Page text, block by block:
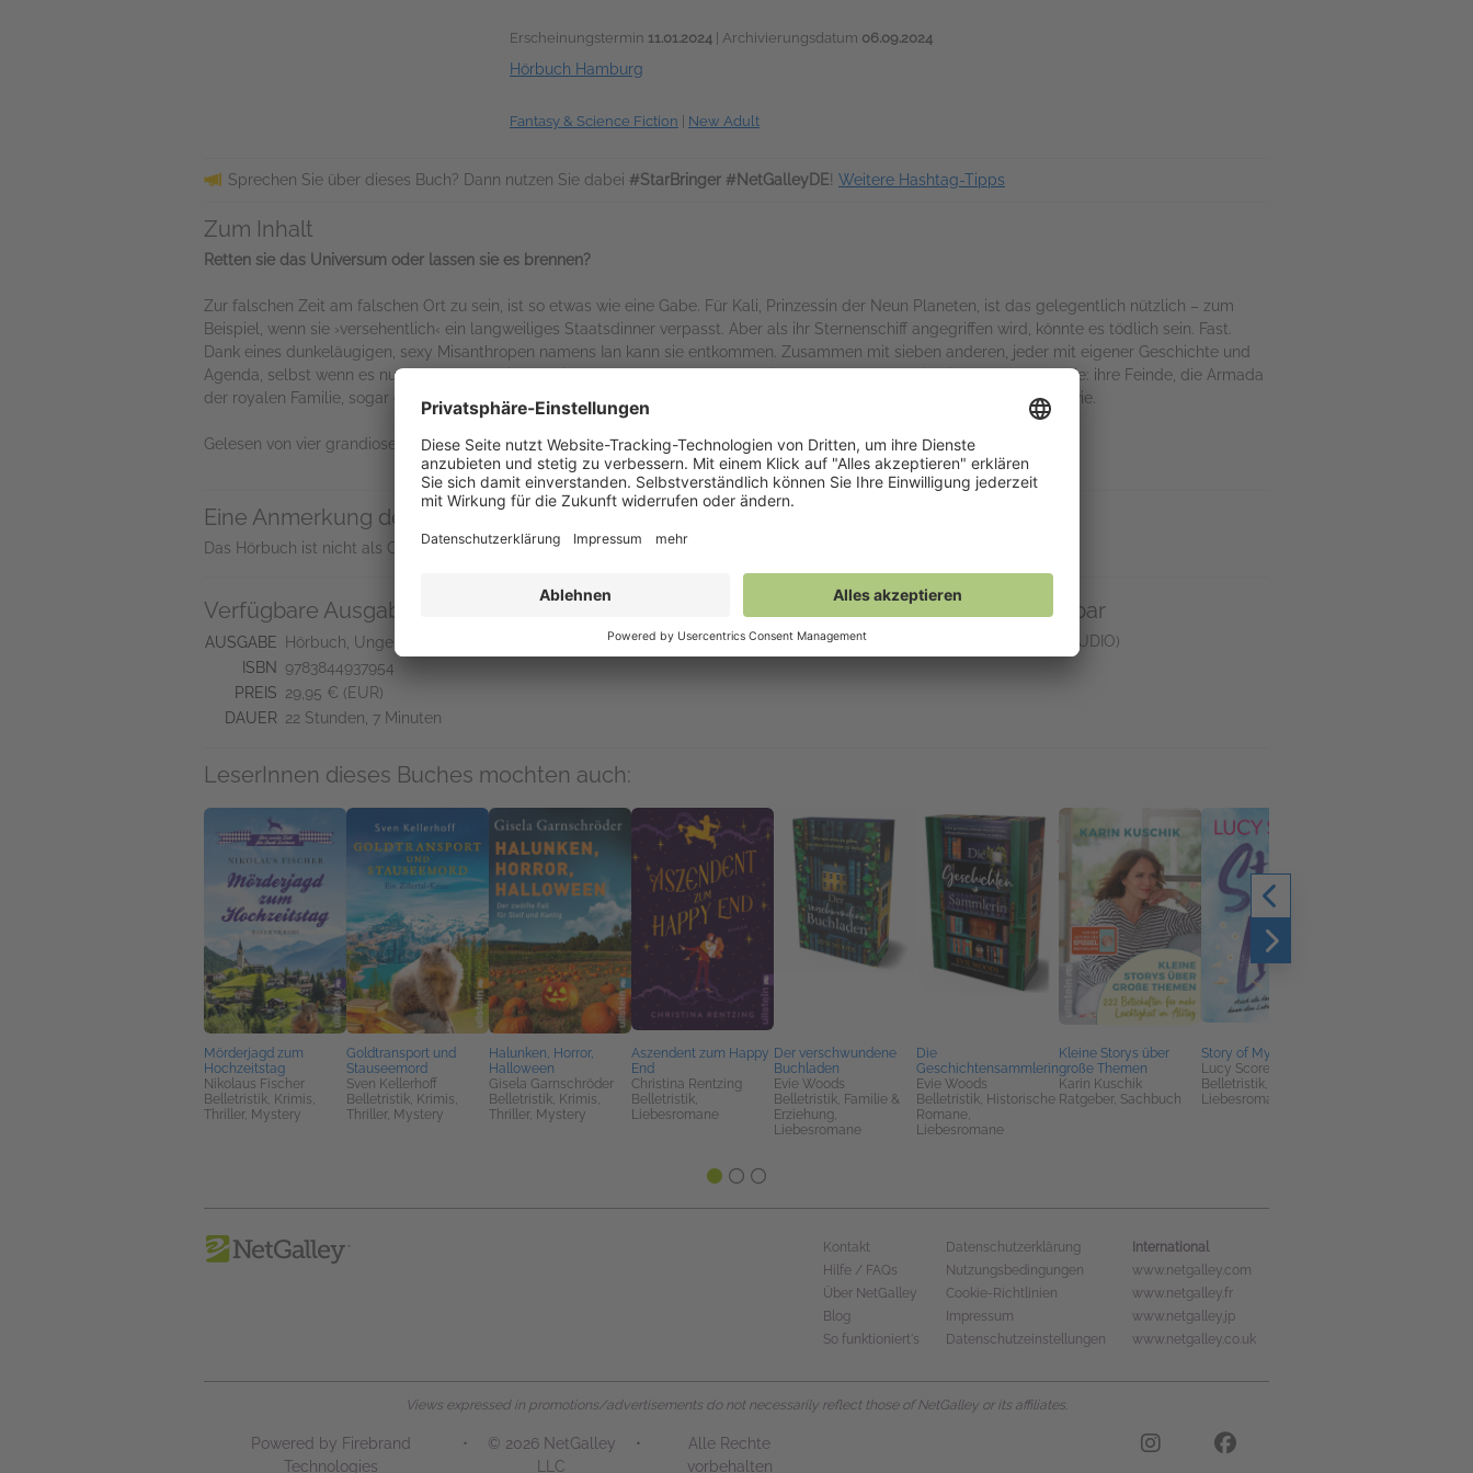
Erscheinungstermin 11.01.2024 | Archivierungsdatum 06.09.2024
Hörbuch Hamburg
Fantasy & Science Fiction New Adult
Sprechen Sie über dieses Buch? Dann nutzen Sie dabei #StarBringer #NetGalleyDE! Weitere Hashtag-Tipps
Zum Inhalt
Retten sie das Universum oder lassen sie es brennen?
Zur falschen Zeit am falschen Ort zu sein, ist so etwas wie eine Gabe. Für Kali, Prinzessin der Neun Planeten, ist das gelegentlich nützlich – zum
Beispiel, wenn sie ›versehentlich‹ ein langweiliges Staatsdinner verpasst. Aber als ihr Sternenschiff angegriffen wird, könnte es tödlich sein. Fast.
Dank eines dunkeläugigen, sexy Misanthropen namens Ian kann sie entkommen. Zusammen mit sieben anderen, jeder mit eigener Geschichte und
Agenda, selbst wenn es nur darum geht, einen weiteren Tag zu überleben. Auf ihrer Flucht verfolgt sie die gesamte Galaxie: ihre Feinde, die Armada
der royalen Familie, sogar die Kirche. Sie müssen entkommen – und nebenbei das verdammte Universum retten … irgendwie.
Gelesen von vier grandiosen Stimmen ist dieses Weltraumabenteuer ein rasantes, witziges und einzigartiges Vergnügen.
Eine Anmerkung des Verlags
Das Hörbuch ist nicht als CD erhältlich.
Verfügbare Ausgaben
AUSGABE
Hörbuch, Ungekürzt
ISBN
9783844937954
PREIS 29,95 € (EUR)
DAUER 22 Stunden, 7 Minuten
Links
Mehr zum Hörbuch »Star Bringer«
Auf NetGalley verfügbar
NetGalley Bücherregal App (AUDIO)
LeserInnen dieses Buches mochten auch:
Mörderjagd zum
Hochzeitstag
Nikolaus Fischer
Belletristik, Krimis,
Thriller, Mystery
Goldtransport und
Stauseemord
Sven Kellerhoff
Belletristik, Krimis,
Thriller, Mystery
Halunken, Horror,
Halloween
Gisela Garnschröder
Belletristik, Krimis,
Thriller, Mystery
Aszendent zum Happy
End
Christina Rentzing
Belletristik,
Liebesromane
Der verschwundene
Buchladen
Evie Woods
Belletristik, Familie &
Erziehung,
Liebesromane
Die
Geschichtensammlerin
Evie Woods
Belletristik, Historische
Romane,
Liebesromane
Kleine Storys über
große Themen
Karin Kuschik
Ratgeber, Sachbuch
Story of My Life
Lucy Score
Belletristik, Erotik,
Liebesromane
Kontakt
Hilfe / FAQs
Über NetGalley
Blog
So funktioniert's
Datenschutzerklärung
Nutzungsbedingungen
Cookie-Richtlinien
Impressum
Datenschutzeinstellungen
International
www.netgalley.com
www.netgalley.fr
www.netgalley.jp
www.netgalley.co.uk
Views expressed in promotions/advertisements do not necessarily reflect those of NetGalley or its affiliates.
Powered by Firebrand
Technologies
•
© 2026 NetGalley
LLC
•
Alle Rechte
vorbehalten